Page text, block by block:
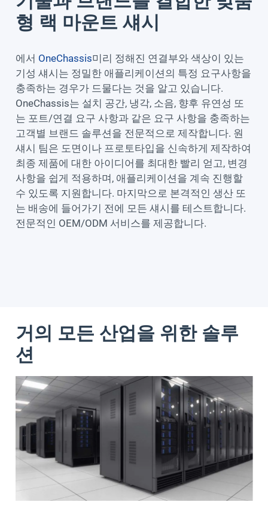
형 랙 마운트 섀시
에서 OneChassis미리 정해진 연결부와 색상이 있는
기성 섀시는 정밀한 애플리케이션의 특정 요구사항을
충족하는 경우가 드물다는 것을 알고 있습니다.
OneChassis는 설치 공간, 냉각, 소음, 향후 유연성 또
는 포트/연결 요구 사항과 같은 요구 사항을 충족하는
고객별 브랜드 솔루션을 전문적으로 제작합니다. 원
섀시 팀은 도면이나 프로토타입을 신속하게 제작하여
최종 제품에 대한 아이디어를 최대한 빨리 얻고, 변경
사항을 쉽게 적용하며, 애플리케이션을 계속 진행할
수 있도록 지원합니다. 마지막으로 본격적인 생산 또
는 배송에 들어가기 전에 모든 섀시를 테스트합니다.
전문적인 OEM/ODM 서비스를 제공합니다.
거의 모든 산업을 위한 솔루
션